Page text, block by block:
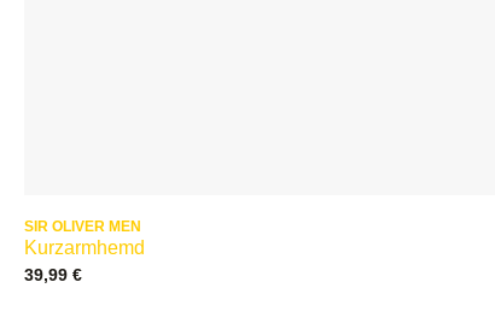
SIR OLIVER MEN
Kurzarmhemd
39,99 €